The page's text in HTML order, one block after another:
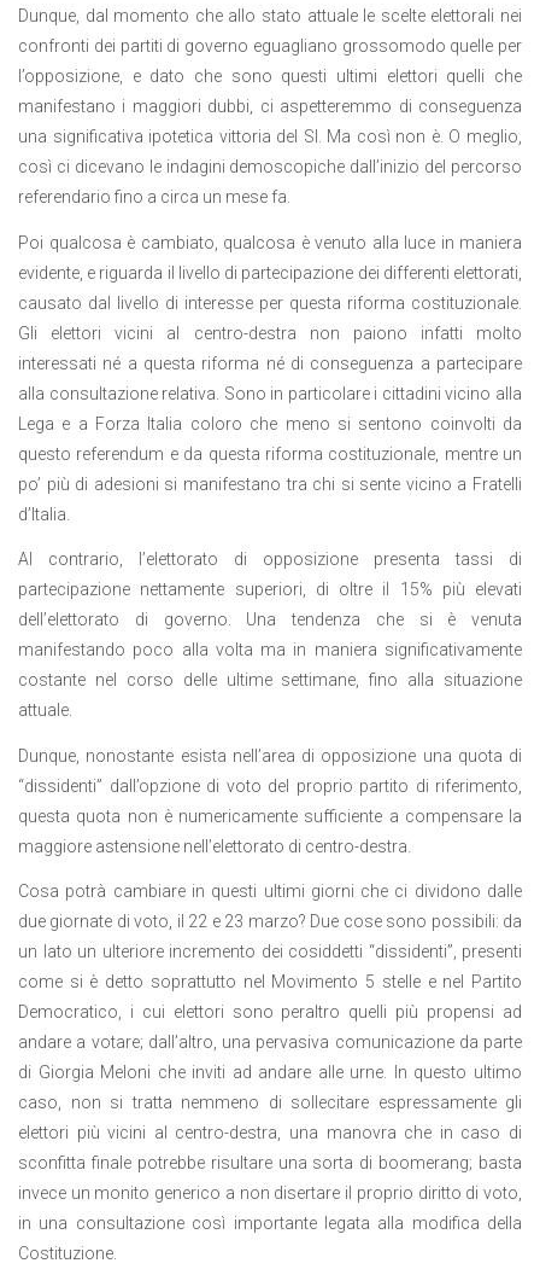
Dunque, dal momento che allo stato attuale le scelte elettorali nei
confronti dei partiti di governo eguagliano grossomodo quelle per
l’opposizione, e dato che sono questi ultimi elettori quelli che
manifestano i maggiori dubbi, ci aspetteremmo di conseguenza
una significativa ipotetica vittoria del SI. Ma così non è. O meglio,
così ci dicevano le indagini demoscopiche dall’inizio del percorso
referendario fino a circa un mese fa.
Poi qualcosa è cambiato, qualcosa è venuto alla luce in maniera
evidente, e riguarda il livello di partecipazione dei differenti elettorati,
causato dal livello di interesse per questa riforma costituzionale.
Gli elettori vicini al centro-destra non paiono infatti molto
interessati né a questa riforma né di conseguenza a partecipare
alla consultazione relativa. Sono in particolare i cittadini vicino alla
Lega e a Forza Italia coloro che meno si sentono coinvolti da
questo referendum e da questa riforma costituzionale, mentre un
po’ più di adesioni si manifestano tra chi si sente vicino a Fratelli
d’Italia.
Al contrario, l’elettorato di opposizione presenta tassi di
partecipazione nettamente superiori, di oltre il 15% più elevati
dell’elettorato di governo. Una tendenza che si è venuta
manifestando poco alla volta ma in maniera significativamente
costante nel corso delle ultime settimane, fino alla situazione
attuale.
Dunque, nonostante esista nell’area di opposizione una quota di
“dissidenti” dall’opzione di voto del proprio partito di riferimento,
questa quota non è numericamente sufficiente a compensare la
maggiore astensione nell’elettorato di centro-destra.
Cosa potrà cambiare in questi ultimi giorni che ci dividono dalle
due giornate di voto, il 22 e 23 marzo? Due cose sono possibili: da
un lato un ulteriore incremento dei cosiddetti “dissidenti”, presenti
come si è detto soprattutto nel Movimento 5 stelle e nel Partito
Democratico, i cui elettori sono peraltro quelli più propensi ad
andare a votare; dall’altro, una pervasiva comunicazione da parte
di Giorgia Meloni che inviti ad andare alle urne. In questo ultimo
caso, non si tratta nemmeno di sollecitare espressamente gli
elettori più vicini al centro-destra, una manovra che in caso di
sconfitta finale potrebbe risultare una sorta di boomerang; basta
invece un monito generico a non disertare il proprio diritto di voto,
in una consultazione così importante legata alla modifica della
Costituzione.